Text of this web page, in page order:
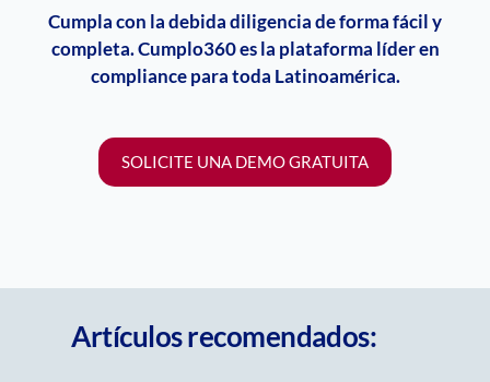
Cumpla con la debida diligencia de forma fácil y
completa. Cumplo360 es la plataforma líder en
compliancepara toda Latinoamérica.
SOLICITE UNA DEMO GRATUITA
Artículos recomendados: